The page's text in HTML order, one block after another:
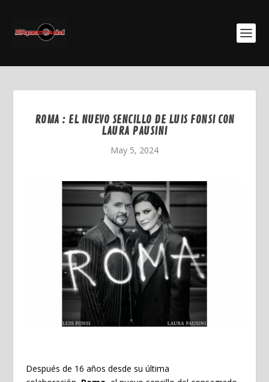
ROMA : EL NUEVO SENCILLO DE LUIS FONSI CON
LAURA PAUSINI
May 5, 2024
Después de 16 años desde su última